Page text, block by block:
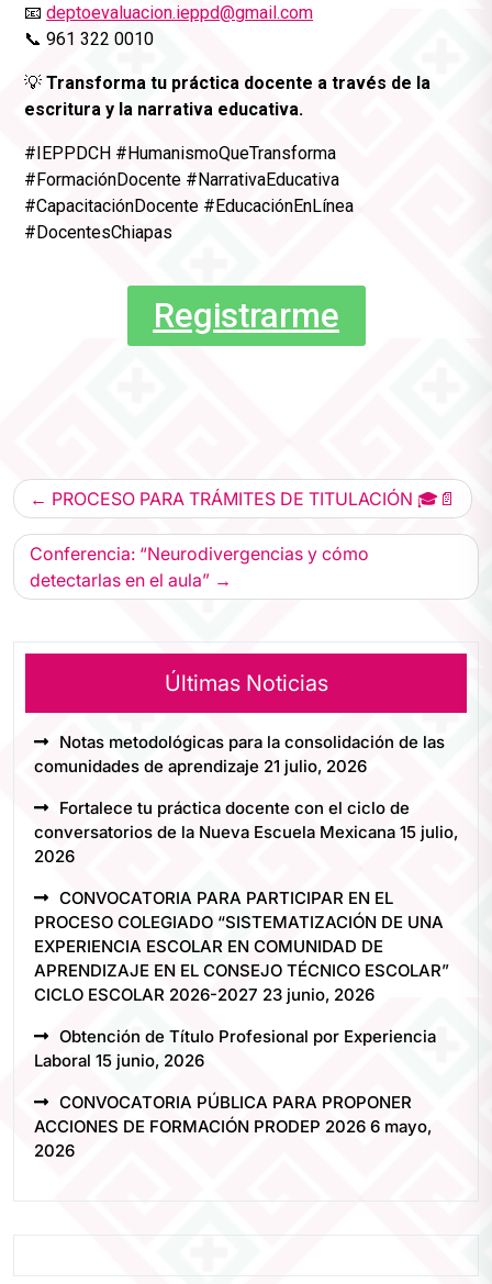
📧 deptoevaluacion.ieppd@gmail.com
📞 961 322 0010
💡 Transforma tu práctica docente a través de la
escritura y la narrativa educativa.
#IEPPDCH #HumanismoQueTransforma
#FormaciónDocente #NarrativaEducativa
#CapacitaciónDocente #EducaciónEnLínea
#DocentesChiapas
Registrarme
PROCESO PARA TRÁMITES DE TITULACIÓN 🎓📄
Conferencia: “Neurodivergencias y cómo
detectarlas en el aula”
Últimas Noticias
Notas metodológicas para la consolidación de las
comunidades de aprendizaje 21 julio, 2026
Fortalece tu práctica docente con el ciclo de
conversatorios de la Nueva Escuela Mexicana 15 julio,
2026
CONVOCATORIA PARA PARTICIPAR EN EL
PROCESO COLEGIADO “SISTEMATIZACIÓN DE UNA
EXPERIENCIA ESCOLAR EN COMUNIDAD DE
APRENDIZAJE EN EL CONSEJO TÉCNICO ESCOLAR”
CICLO ESCOLAR 2026-2027 23 junio, 2026
Obtención de Título Profesional por Experiencia
Laboral 15 junio, 2026
CONVOCATORIA PÚBLICA PARA PROPONER
ACCIONES DE FORMACIÓN PRODEP 2026 6 mayo,
2026